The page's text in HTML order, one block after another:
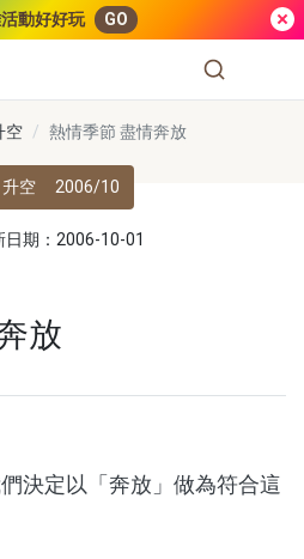
動好好玩 GO
空 熱情季節 盡情奔放
空 2006/10
日期：2006-10-01
放
定以「奔放」做為符合這